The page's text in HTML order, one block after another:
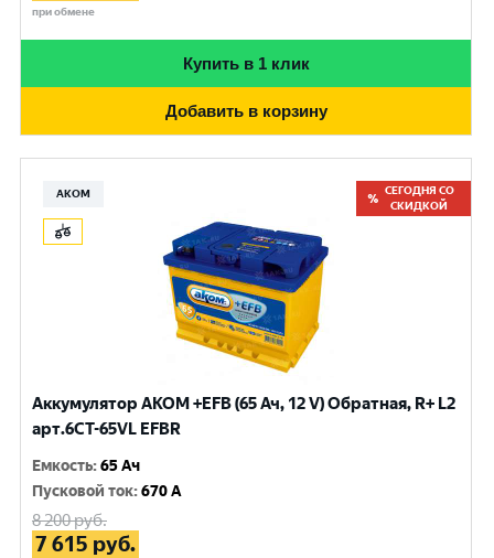
при обмене
Купить в 1 клик
Добавить в корзину
АКОМ
СЕГОДНЯ СО
СКИДКОЙ
Аккумулятор AKOM +EFB (65 Ач, 12 V) Обратная, R+ L2
арт.6CT-65VL EFBR
Емкость:65 Ач
Пусковой ток:670 A
8 200руб.
7 615 руб.